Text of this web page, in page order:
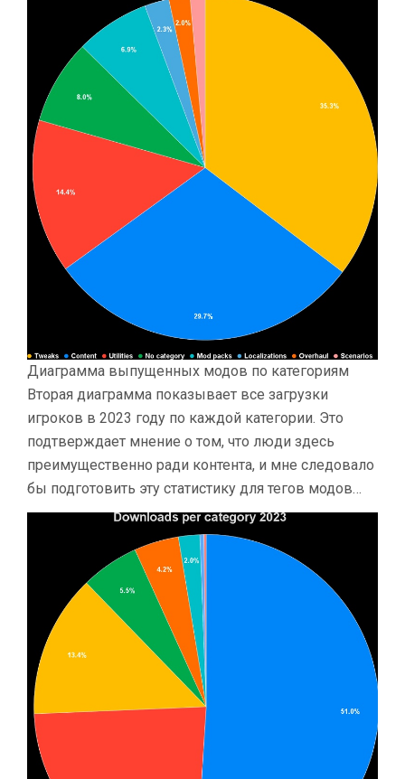
Диаграмма выпущенных модов по категориям
Вторая диаграмма показывает все загрузки
игроков в 2023 году по каждой категории. Это
подтверждает мнение о том, что люди здесь
преимущественно ради контента, и мне следовало
бы подготовить эту статистику для тегов модов…